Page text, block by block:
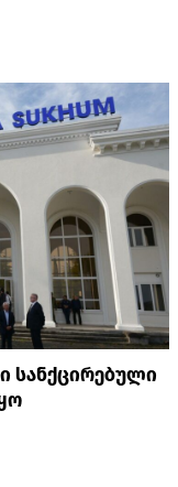
სანქცირებული